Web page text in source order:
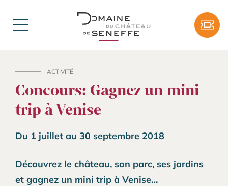
Menu
Concours: Gagnez un mini
trip à Venise
ACTIVITÉ
Du 1 juillet au 30 septembre 2018
Découvrez le château, son parc, ses jardins
et gagnez un mini trip à Venise…